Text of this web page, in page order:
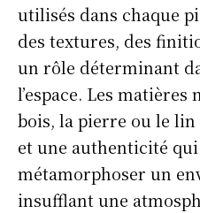
utilisés dans chaque
des textures, des
un rôle déterminant
l’espace. Les
bois, la pierre ou le
et une authenticité
métamorphoser un
insufflant une